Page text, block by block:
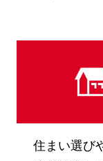
住まい選び